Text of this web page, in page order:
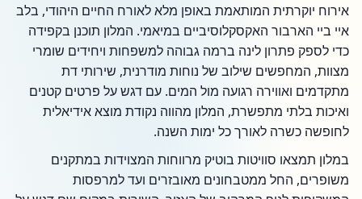
אירוח יוקרתית המותאמת באופן מלא לאורח החיים היהודי, בלב
איי ביי הארבור האקסקלוסיביים במיאמי. המלון תוכנן בקפידה
כדי לספק פתרון לינה ברמה גבוהה למשפחות ויחידים שומרי
מצוות, המחפשים שילוב של נוחות מודרנית, שירותי דת
מתקדמים ואווירה רגועה מול המים. עם דגש על פרטים קטנים
ואיכות בלתי מתפשרת, המלון מהווה נקודת מוצא אידיאלית
לחופשה כשרה לאורך כל ימות השנה.
במלון תמצאו סוויטות בוטיק מרווחות המצוידות במתקנים
משופרים, החל ממטבחונים מאובזרים ועד למרפסות